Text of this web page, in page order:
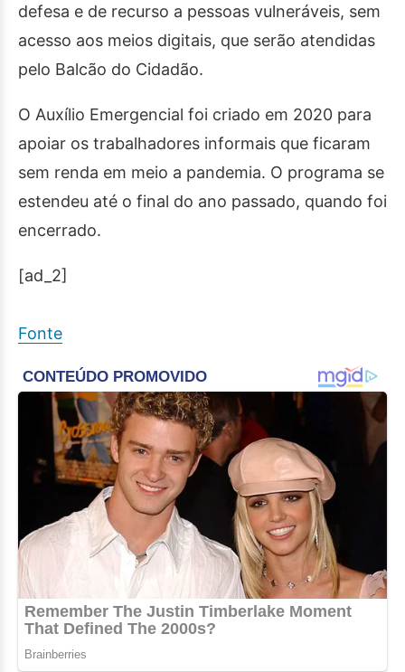
defesa e de recurso a pessoas vulneráveis, sem
acesso aos meios digitais, que serão atendidas
pelo Balcão do Cidadão.
O Auxílio Emergencial foi criado em 2020 para
apoiar os trabalhadores informais que ficaram
sem renda em meio a pandemia. O programa se
estendeu até o final do ano passado, quando foi
encerrado.
[ad_2]
Fonte